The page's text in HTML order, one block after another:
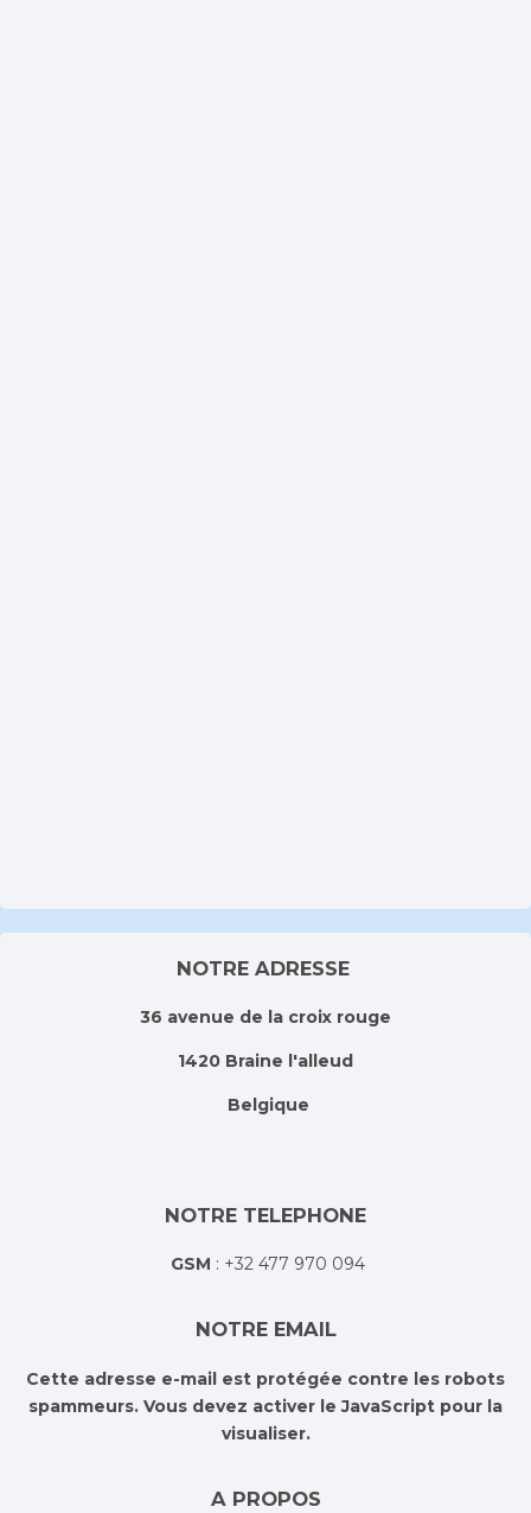
NOTRE ADRESSE
36 avenue de la croix rouge
1420 Braine l'alleud
Belgique
NOTRE TELEPHONE
GSM : +32 477 970 094
NOTRE EMAIL
Cette adresse e-mail est protégée contre les robots
spammeurs. Vous devez activer le JavaScript pour la
visualiser.
A PROPOS